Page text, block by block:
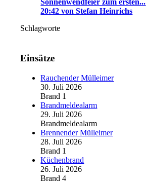
Sonnenwendfeier zum ersten...
20:42 von Stefan Heinrichs
Schlagworte
Einsätze
Rauchender Mülleimer
30. Juli 2026
Brand 1
Brandmeldealarm
29. Juli 2026
Brandmeldealarm
Brennender Mülleimer
28. Juli 2026
Brand 1
Küchenbrand
26. Juli 2026
Brand 4